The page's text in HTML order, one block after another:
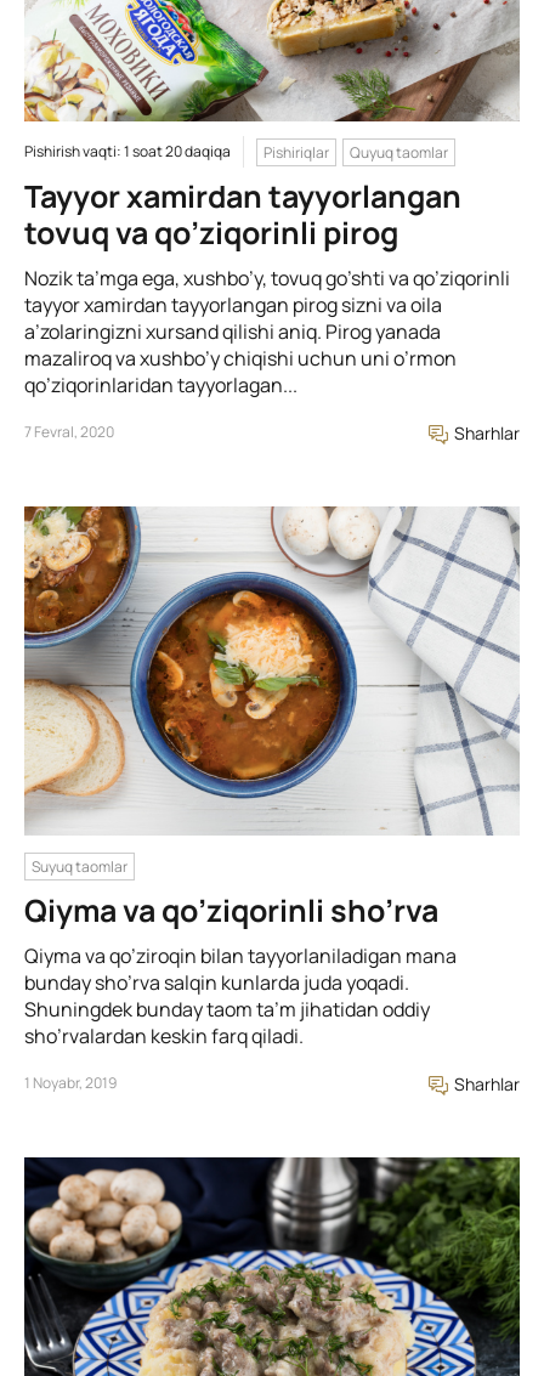
Pishirish vaqti: 1 soat 20 daqiqa Pishiriqlar Quyuq taomlar
Tayyor xamirdan tayyorlangan
tovuq va qo’ziqorinli pirog
Nozik ta’mga ega, xushbo’y, tovuq go’shti va qo’ziqorinli
tayyor xamirdan tayyorlangan pirog sizni va oila
a’zolaringizni xursand qilishi aniq. Pirog yanada
mazaliroq va xushbo’y chiqishi uchun uni o’rmon
qo’ziqorinlaridan tayyorlagan...
7 Fevral, 2020 Sharhlar
Suyuq taomlar
Qiyma va qo’ziqorinli sho’rva
Qiyma va qo’ziroqin bilan tayyorlaniladigan mana
bunday sho’rva salqin kunlarda juda yoqadi.
Shuningdek bunday taom ta’m jihatidan oddiy
sho’rvalardan keskin farq qiladi.
1 Noyabr, 2019 Sharhlar